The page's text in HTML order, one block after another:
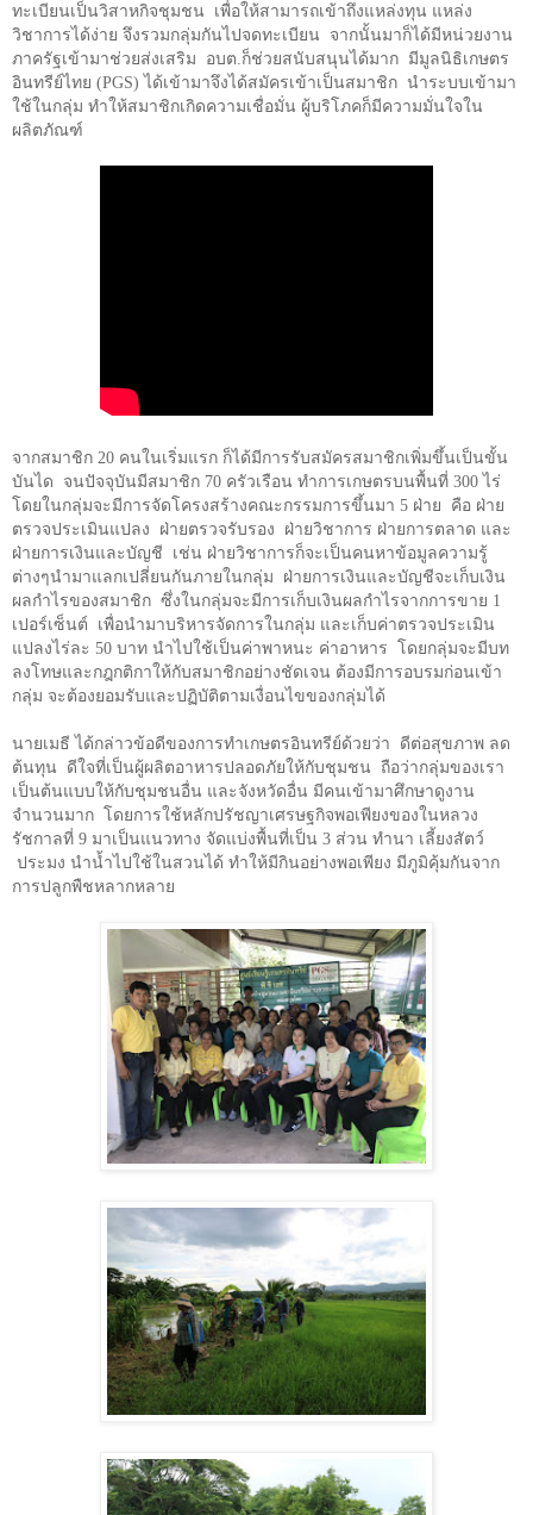
ทะเบียนเป็นวิสาหกิจชุมชน
เพื่อให้สามารถเข้าถึงแหล่งทุน แหล่ง
วิชาการได้ง่าย จึงรวมกลุ่มกันไปจดทะเบียน
จากนั้นมาก็ได้มีหน่วยงาน
ภาครัฐเข้ามาช่วยส่งเสริม
อบต.ก็ช่วยสนับสนุนได้มาก มีมูลนิธิเกษตร
อินทรีย์ไทย (PGS) ได้เข้ามาจึงได้สมัครเข้าเป็นสมาชิก นำระบบเข้ามา
ใช้ในกลุ่ม ทำให้สมาชิกเกิดความเชื่อมั่น ผู้บริโภคก็มีความมั่นใจใน
ผลิตภัณฑ์
จากสมาชิก 20 คนในเริ่มแรก ก็ได้มีการรับสมัครสมาชิกเพิ่มขึ้นเป็นขั้น
บันได
จนปัจจุบันมีสมาชิก 70 ครัวเรือน ทำการเกษตรบนพื้นที่ 300 ไร่
โดยในกลุ่มจะมีการจัดโครงสร้างคณะกรรมการขึ้นมา 5 ฝ่าย
คือ ฝ่าย
ตรวจประเมินแปลง
ฝ่ายตรวจรับรอง
ฝ่ายวิชาการ ฝ่ายการตลาด และ
ฝ่ายการเงินและบัญชี
เช่น ฝ่ายวิชาการก็จะเป็นคนหาข้อมูลความรู้
ต่างๆนำมาแลกเปลี่ยนกันภายในกลุ่ม
ฝ่ายการเงินและบัญชีจะเก็บเงิน
ผลกำไรของสมาชิก ซึ่งในกลุ่มจะมีการเก็บเงินผลกำไรจากการขาย 1
เปอร์เซ็นต์
เพื่อนำมาบริหารจัดการในกลุ่ม และเก็บค่าตรวจประเมิน
แปลงไร่ละ 50 บาท นำไปใช้เป็นค่าพาหนะ ค่าอาหาร
โดยกลุ่มจะมีบท
ลงโทษและกฎกติกาให้กับสมาชิกอย่างชัดเจน ต้องมีการอบรมก่อนเข้า
กลุ่ม จะต้องยอมรับและปฏิบัติตามเงื่อนไขของกลุ่มได้
นายเมธี ได้กล่าวข้อดีของการทำเกษตรอินทรีย์ด้วยว่า
ดีต่อสุขภาพ ลด
ต้นทุน
ดีใจที่เป็นผู้ผลิตอาหารปลอดภัยให้กับชุมชน ถือว่ากลุ่มของเรา
เป็นต้นแบบให้กับชุมชนอื่น และจังหวัดอื่น มีคนเข้ามาศึกษาดูงาน
จำนวนมาก
โดยการใช้หลักปรัชญาเศรษฐกิจพอเพียงของในหลวง
รัชกาลที่ 9 มาเป็นแนวทาง จัดแบ่งพื้นที่เป็น 3 ส่วน ทำนา เลี้ยงสัตว์
ประมง นำน้ำไปใช้ในสวนได้ ทำให้มีกินอย่างพอเพียง มีภูมิคุ้มกันจาก
การปลูกพืชหลากหลาย